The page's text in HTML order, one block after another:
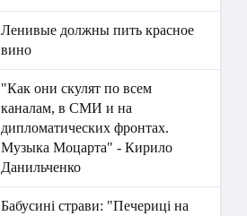
Ленивые должны пить красное
вино
"Как они скулят по всем
каналам, в СМИ и на
дипломатических фронтах.
Музыка Моцарта" - Кирило
Данильченко
Бабусині страви: "Печериці на